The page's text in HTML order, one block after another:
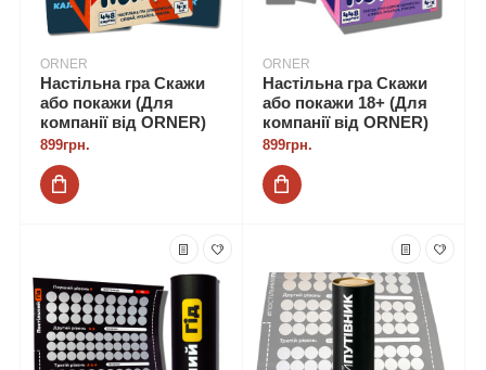
ORNER
Настільна гра Скажи
або покажи (Для
компанії від ORNER)
899грн.
ORNER
Настільна гра Скажи
або покажи 18+ (Для
компанії від ORNER)
899грн.